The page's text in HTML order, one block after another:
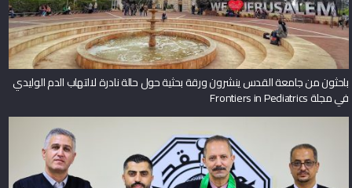
باحثون من جامعة القدس ينشرون ورقة بحثية حول حالة نادرة لالتهاب الدم الوليدي
في مجلة Frontiers in Pediatrics